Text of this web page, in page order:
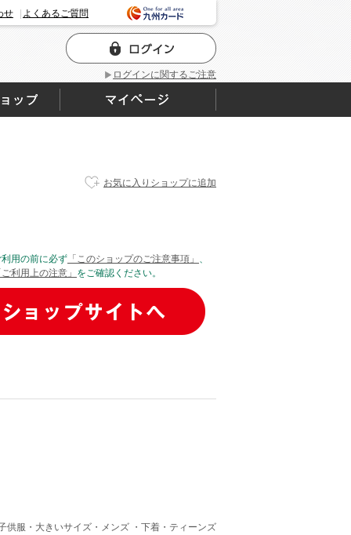
ログインに関するご注意
せ よくあるご質問
お気に入りショップに追加
利用の前に必ず 「このショップのご注意事項」 、
ご利用上の注意」 をご確認ください。
供服・大きいサイズ・メンズ ・下着・ティーンズ